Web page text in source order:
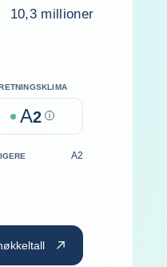
10,3 millioner
A2 Help
A2